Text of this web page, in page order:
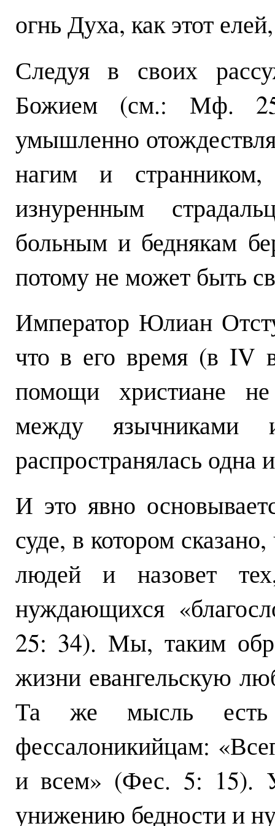
огнь Духа, как этот
Следуя в своих
Божием (см.: Мф.
умышленно
нагим и
изнуренным
больным и беднякам
потому не может быть
Император Юлиан
что в его время (в IV
помощи христиане
между язычниками
распространялась одна
И это явно
суде, в котором
людей и назовет
нуждающихся
25: 34). Мы, таким
жизни евангельскую
Та же мысль
фессалоникийцам:
и всем» (Фес. 5: 15).
унижению бедности и